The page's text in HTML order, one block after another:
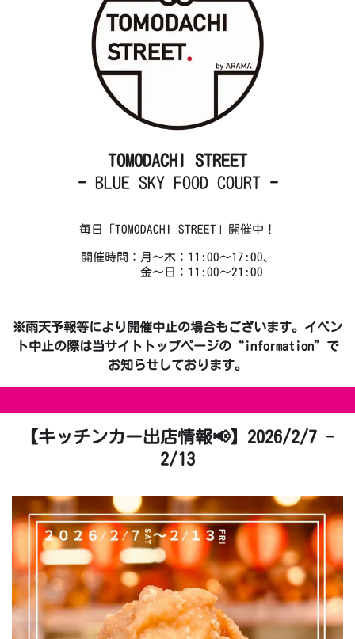
TOMODACHI STREET
- BLUE SKY FOOD COURT -
毎日「TOMODACHI STREET」開催中！
開催時間：月～木：11:00～17:00、
金～日：11:00～21:00
※雨天予報等により開催中止の場合もございます。イベン
ト中止の際は当サイトトップページの“information”で
お知らせしております。
【キッチンカー出店情報📢】2026/2/7 -
2/13